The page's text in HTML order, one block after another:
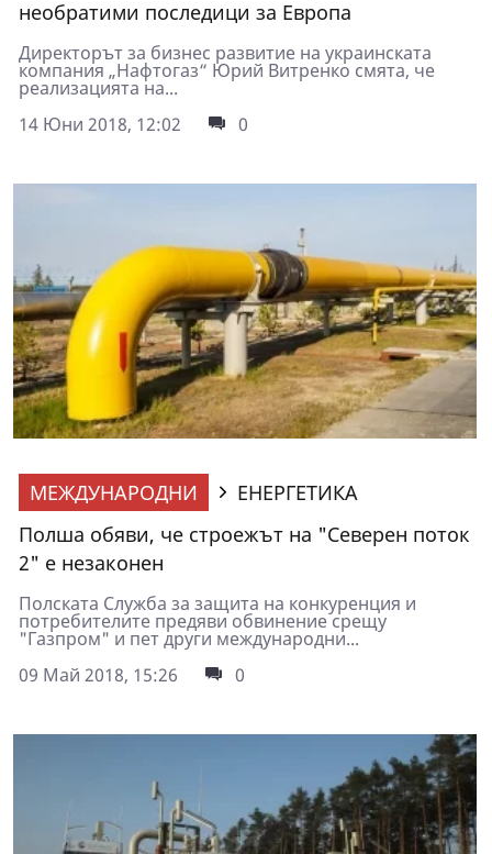
необратими последици за Европа
Директорът за бизнес развитие на украинската
компания „Нафтогаз“ Юрий Витренко смята, че
реализацията на...
14 Юни 2018, 12:02
0
МЕЖДУНАРОДНИ
ЕНЕРГЕТИКА
Полша обяви, че строежът на "Северен поток
2" е незаконен
Полската Служба за защита на конкуренция и
потребителите предяви обвинение срещу
"Газпром" и пет други международни...
09 Май 2018, 15:26
0